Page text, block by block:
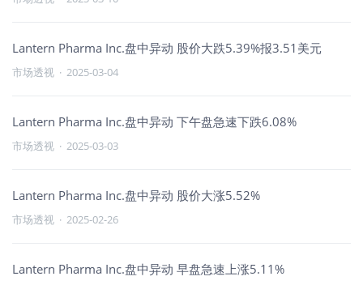
Lantern Pharma Inc.盘中异动 股价大跌5.39%报3.51美元
市场透视 · 2025-03-04
Lantern Pharma Inc.盘中异动 下午盘急速下跌6.08%
市场透视 · 2025-03-03
Lantern Pharma Inc.盘中异动 股价大涨5.52%
市场透视 · 2025-02-26
Lantern Pharma Inc.盘中异动 早盘急速上涨5.11%